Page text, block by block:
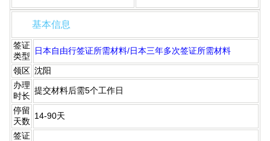
基本信息
签证
类型
日本自由行签证所需材料/日本三年多次签证所需材料
领区 沈阳
办理
时长
提交材料后需5个工作日
停留
天数
14-90天
签证